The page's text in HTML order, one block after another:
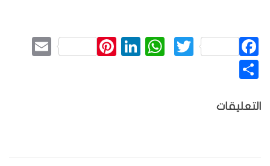
Facebook
Twitter
WhatsApp
LinkedIn
Pinterest
التعليقات